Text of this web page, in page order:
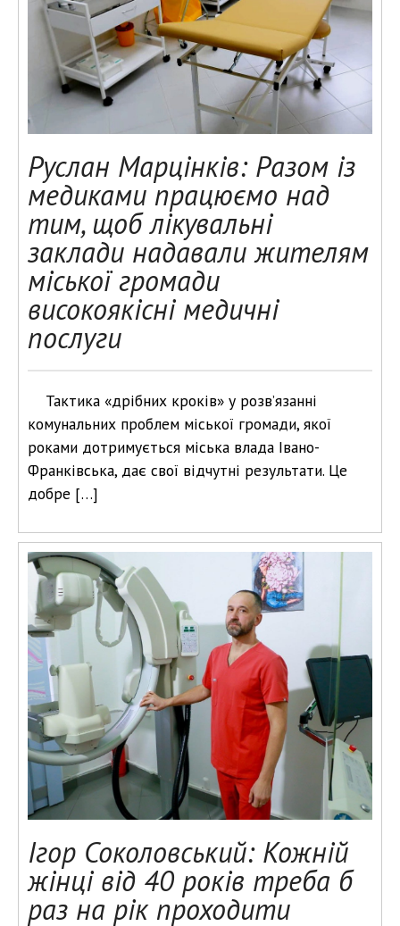
Руслан Марцінків: Разом із
медиками працюємо над
тим, щоб лікувальні
заклади надавали жителям
міської громади
високоякісні медичні
послуги
Тактика «дрібних кроків» у розв’язанні
комунальних проблем міської громади, якої
роками дотримується міська влада Івано-
Франківська, дає свої відчутні результати. Це
добре […]
Ігор Соколовський: Кожній
жінці від 40 років треба б
раз на рік проходити